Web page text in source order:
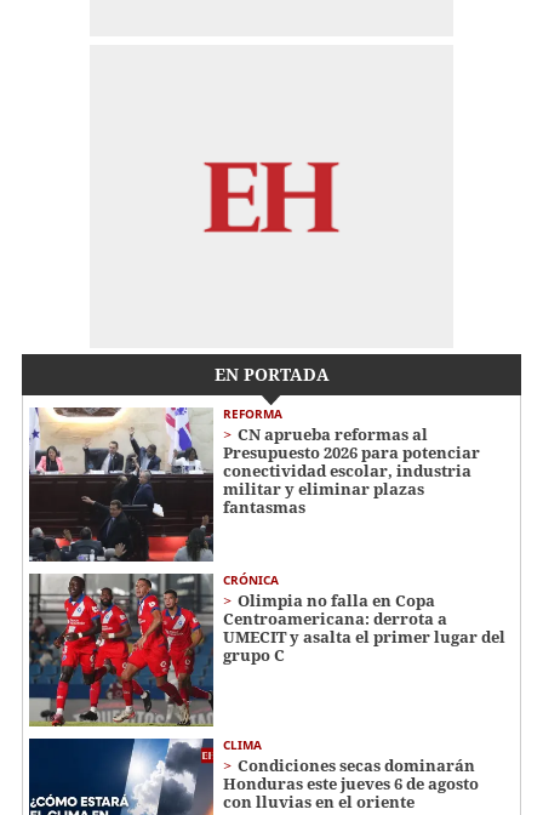
EN PORTADA
REFORMA
CN aprueba reformas al
Presupuesto 2026 para potenciar
conectividad escolar, industria
militar y eliminar plazas
fantasmas
CRÓNICA
Olimpia no falla en Copa
Centroamericana: derrota a
UMECIT y asalta el primer lugar del
grupo C
CLIMA
Condiciones secas dominarán
Honduras este jueves 6 de agosto
con lluvias en el oriente